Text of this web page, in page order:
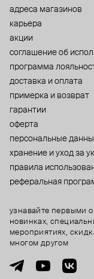
адреса магазинов
карьера
акции
cоглашение об
программа
доставка и оплата
примерка и возврат
гарантии
оферта
персональные
хранение и уход за
правила
реферальная
узнавайте первыми о
новинках,
мероприятиях,
многом другом